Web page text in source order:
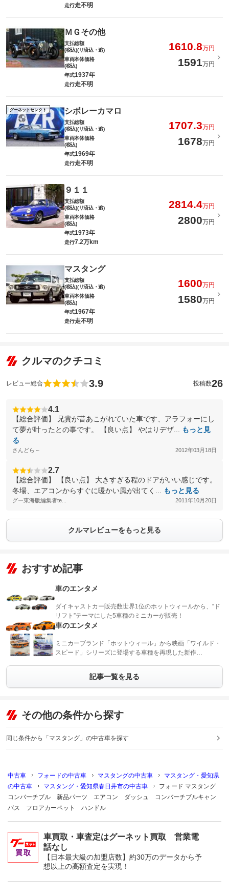
走行走不明
ＭＧその他
支払総額
(税込)(リ済込・追)
1610.8万円
車両本体価格
(税込)
1591万円
年式1937年
走行走不明
グーネットセレクト シボレーカマロ
支払総額
(税込)(リ済込・追)
1707.3万円
車両本体価格
(税込)
1678万円
年式1969年
走行走不明
９１１
支払総額
(税込)(リ済込・追)
2814.4万円
車両本体価格
(税込)
2800万円
年式1973年
走行7.2万km
マスタング
支払総額
(税込)(リ済込・追)
1600万円
車両本体価格
(税込)
1580万円
年式1967年
走行走不明
クルマのクチコミ
レビュー総合 3.9 投稿数26
4.1
【総合評価】 兄貴が昔あこがれていた車です、アラフォーにし
て夢が叶ったとの事です。 【良い点】 やはりデザ...
もっと見
る
さんどら～ 2012年03月18日
2.7
【総合評価】 【良い点】 大きすぎる程のドアがいい感じです。
冬場、エアコンからすぐに暖かい風が出てく...
もっと見る
グー東海版編集者te... 2011年10月20日
クルマレビューをもっと見る
おすすめ記事
車のエンタメ
ダイキャストカー販売数世界1位のホットウィールから、“ド
リフト”テーマにした5車種のミニカーが販売！
車のエンタメ
ミニカーブランド「ホットウィール」から映画「ワイルド・
スピード」シリーズに登場する車種を再現した新作…
記事一覧を見る
その他の条件から探す
同じ条件から「マスタング」の中古車を探す
中古車 フォードの中古車 マスタングの中古車
マスタング・愛知県
の中古車
マスタング・愛知県春日井市の中古車
フォード マスタング
コンバーチブル 新品パーツ エアコン ダッシュ コンバーチブルキャン
バス フロアカーペット ハンドル
車買取・車査定はグーネット買取 営業電
話なし
【日本最大級の加盟店数】約30万のデータから予
想以上の高額査定を実現！